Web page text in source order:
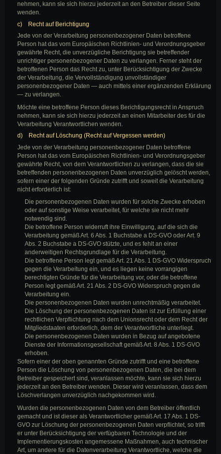
nehmen, kann sie sich hierzu jederzeit an den Betreiber dieser Seite
wenden.
c) Recht auf Berichtigung
Jede von der Verarbeitung personenbezogener Daten betroffene
Person hat das vom Europäischen Richtlinien- und Verordnungsgeber
gewährte Recht, die unverzügliche Berichtigung sie betreffender
unrichtiger personenbezogener Daten zu verlangen. Ferner steht der
betroffenen Person das Recht zu, unter Berücksichtigung der Zwecke
der Verarbeitung, die Vervollständigung unvollständiger
personenbezogener Daten — auch mittels einer ergänzenden Erklärung
— zu verlangen.
Möchte eine betroffene Person dieses Berichtigungsrecht in Anspruch
nehmen, kann sie sich hierzu jederzeit an einen Mitarbeiter des für die
Verarbeitung Verantwortlichen wenden.
d) Recht auf Löschung (Recht auf Vergessen werden)
Jede von der Verarbeitung personenbezogener Daten betroffene
Person hat das vom Europäischen Richtlinien- und Verordnungsgeber
gewährte Recht, von dem Verantwortlichen zu verlangen, dass die sie
betreffenden personenbezogenen Daten unverzüglich gelöscht werden,
sofern einer der folgenden Gründe zutrifft und soweit die Verarbeitung
nicht erforderlich ist:
Die personenbezogenen Daten wurden für solche Zwecke erhoben
oder auf sonstige Weise verarbeitet, für welche sie nicht mehr
notwendig sind.
Die betroffene Person widerruft ihre Einwilligung, auf die sich die
Verarbeitung gemäß Art. 6 Abs. 1 Buchstabe a DS-GVO oder Art. 9
Abs. 2 Buchstabe a DS-GVO stützte, und es fehlt an einer
anderweitigen Rechtsgrundlage für die Verarbeitung.
Die betroffene Person legt gemäß Art. 21 Abs. 1 DS-GVO Widerspruch
gegen die Verarbeitung ein, und es liegen keine vorrangigen
berechtigten Gründe für die Verarbeitung vor, oder die betroffene
Person legt gemäß Art. 21 Abs. 2 DS-GVO Widerspruch gegen die
Verarbeitung ein.
Die personenbezogenen Daten wurden unrechtmäßig verarbeitet.
Die Löschung der personenbezogenen Daten ist zur Erfüllung einer
rechtlichen Verpflichtung nach dem Unionsrecht oder dem Recht der
Mitgliedstaaten erforderlich, dem der Verantwortliche unterliegt.
Die personenbezogenen Daten wurden in Bezug auf angebotene
Dienste der Informationsgesellschaft gemäß Art. 8 Abs. 1 DS-GVO
erhoben.
Sofern einer der oben genannten Gründe zutrifft und eine betroffene
Person die Löschung von personenbezogenen Daten, die bei dem
Betreiber gespeichert sind, veranlassen möchte, kann sie sich hierzu
jederzeit an den Betreiber wenden. Dieser wird veranlassen, dass dem
Löschverlangen unverzüglich nachgekommen wird.
Wurden die personenbezogenen Daten von dem Betreiber öffentlich
gemacht und ist dieser als Verantwortlicher gemäß Art. 17 Abs. 1 DS-
GVO zur Löschung der personenbezogenen Daten verpflichtet, so trifft
er unter Berücksichtigung der verfügbaren Technologie und der
Implementierungskosten angemessene Maßnahmen, auch technischer
Art, um andere für die Datenverarbeitung Verantwortliche, welche die